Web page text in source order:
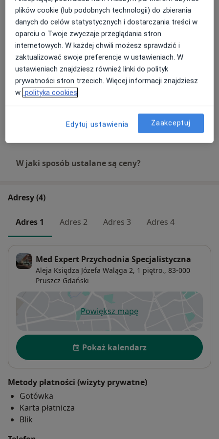
Badanie urodynamiczne
1 500 zł Szczegóły Umów wizytę
Biopsja prostaty pod kontrolą TRUS
1 800 zł Szczegóły Umów wizytę
Konsultacja urologiczna + USG
moszny
W jaki sposób ustalane są ceny?
Adresy (4)
Adres 1 Adres 2 Adres 3 Adres 4
Med Expert Przychodnia Specjalistyczna
Aleja Księdza Józefa Waląga 2, 1 piętro., 83-000
Pruszcz Gdański
Powiększ mapęotwiera się w nowej karcie
Dostępność
Pokaż kalendarz
Metody płatności (wizyty prywatne)
Gotówka
Karta płatnicza
Blik
plików cookie (lub podobnych technologii) do zbierania
danych do celów statystycznych i dostarczania treści w
oparciu o Twoje zwyczaje przeglądania stron
internetowych. W każdej chwili możesz sprawdzić i
zaktualizować swoje preferencje w ustawieniach. W
ustawieniach znajdziesz również linki do polityk
prywatności stron trzecich. Więcej informacji znajdziesz
w polityka cookies
Edytuj ustawienia Zaakceptuj